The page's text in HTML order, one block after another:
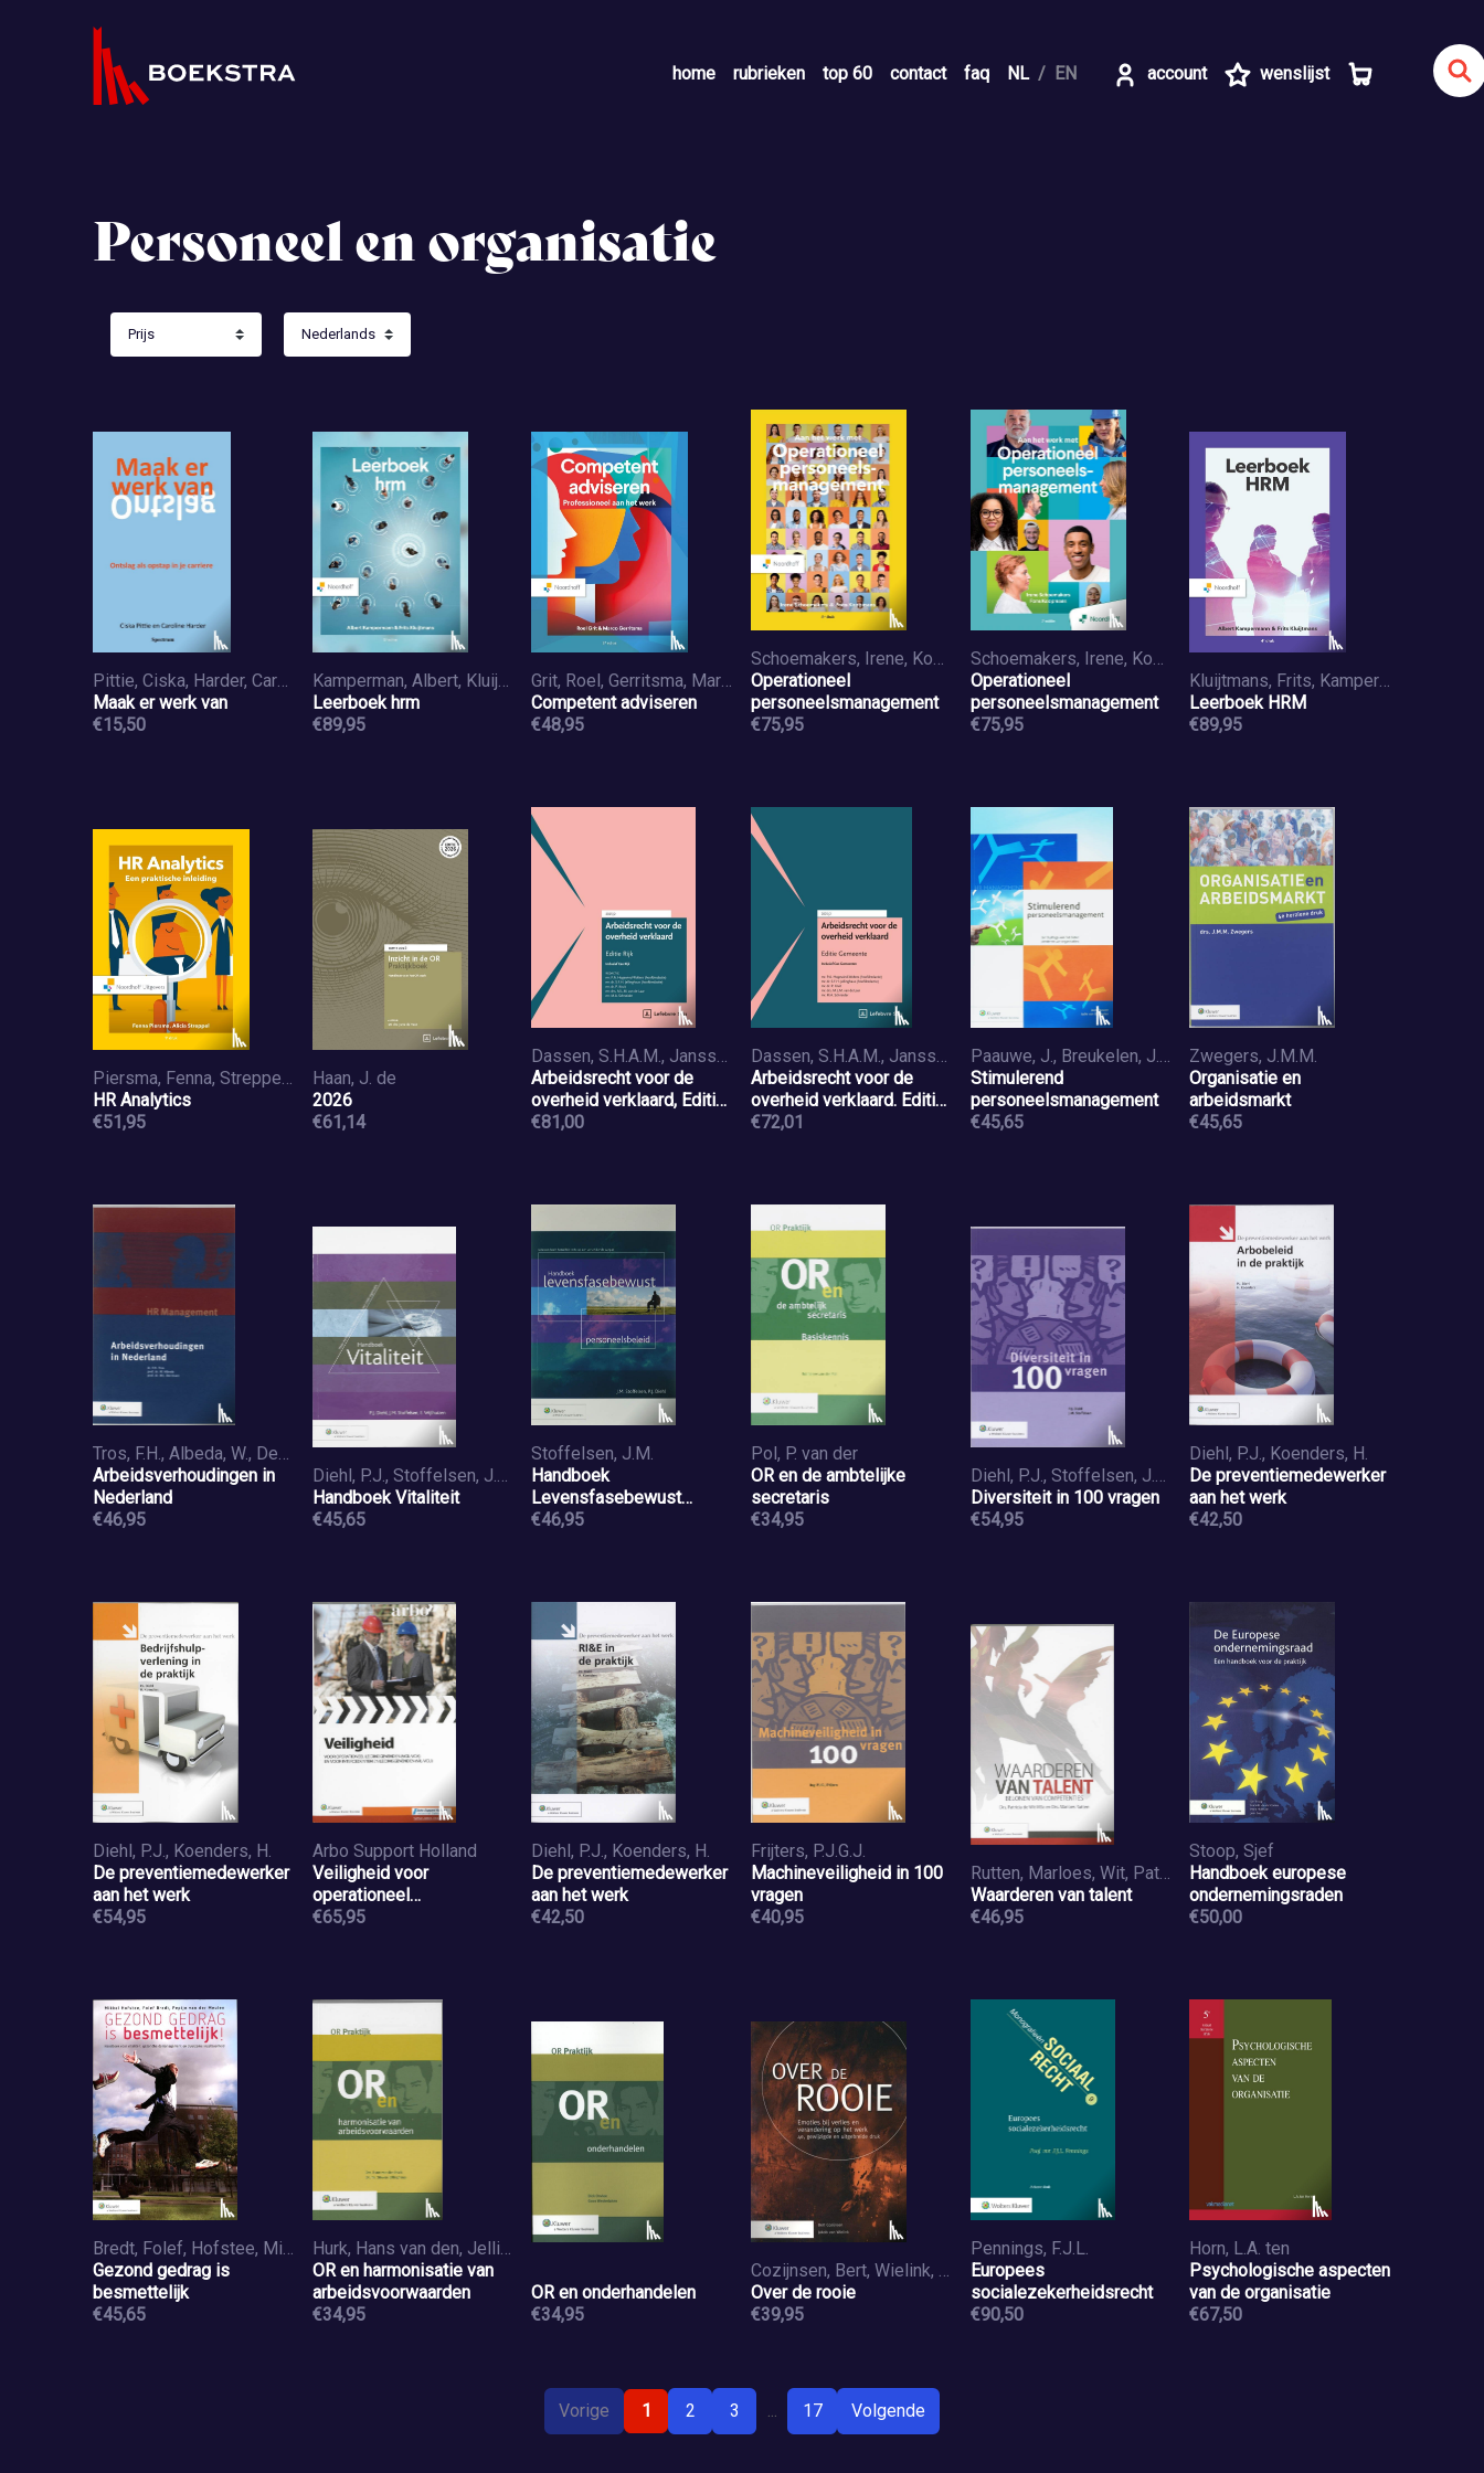
home rubrieken top 60 contact faq NL EN account wenslijst
Personeel en organisatie
Pittie, Ciska, Harder, Caroline
Maak er werk van
€15,50
Kamperman, Albert, Kluijtmans, Frits
Leerboek hrm
€89,95
Grit, Roel, Gerritsma, Marco
Competent adviseren
€48,95
Schoemakers, Irene, Koopmans, Fons
Operationeel
personeelsmanagement
€75,95
Schoemakers, Irene, Koopmans, Fons
Operationeel
personeelsmanagement
€75,95
Kluijtmans, Frits, Kampermans, Albert
Leerboek HRM
€89,95
Piersma, Fenna, Streppel, Alicia
HR Analytics
€51,95
Haan, J. de
2026
€61,14
Dassen, S.H.A.M., Janssen, L.H., Loon, L.S. van, Staubach, F.E.W.
Arbeidsrecht voor de
overheid verklaard, Editie
Rijk 2025/2
€81,00
Dassen, S.H.A.M., Janssen, L.H., Loon, L.S. van, Staubach, F.E.W.
Arbeidsrecht voor de
overheid verklaard. Editie
Gemeente
€72,01
Paauwe, J., Breukelen, J. van
Stimulerend
personeelsmanagement
€45,65
Zwegers, J.M.M.
Organisatie en
arbeidsmarkt
€45,65
Tros, F.H., Albeda, W., Dercksen, W.J.
Arbeidsverhoudingen in
Nederland
€46,95
Diehl, P.J., Stoffelsen, J.M., Wijlhuizen, E.
Handboek Vitaliteit
€45,65
Stoffelsen, J.M.
Handboek
Levensfasebewust
personeelsbeleid
€46,95
Pol, P. van der
OR en de ambtelijke
secretaris
€34,95
Diehl, P.J., Stoffelsen, J.M.
Diversiteit in 100 vragen
€54,95
Diehl, P.J., Koenders, H.
De preventiemedewerker
aan het werk
€42,50
Diehl, P.J., Koenders, H.
De preventiemedewerker
aan het werk
€54,95
Arbo Support Holland
Veiligheid voor
operationeel
leidinggevenden (VOL-
VCU)
€65,95
Diehl, P.J., Koenders, H.
De preventiemedewerker
aan het werk
€42,50
Frijters, P.J.G.J.
Machineveiligheid in 100
vragen
€40,95
Rutten, Marloes, Wit, Patricia de
Waarderen van talent
€46,95
Stoop, Sjef
Handboek europese
ondernemingsraden
€50,00
Bredt, Folef, Hofstee, Mikkel, Meulen, Pepijn van der
Gezond gedrag is
besmettelijk
€45,65
Hurk, Hans van den, Jellinghaus, Steven
OR en harmonisatie van
arbeidsvoorwaarden
€34,95
OR en onderhandelen
€34,95
Cozijnsen, Bert, Wielink, Jakob van
Over de rooie
€39,95
Pennings, F.J.L.
Europees
socialezekerheidsrecht
€90,50
Horn, L.A. ten
Psychologische aspecten
van de organisatie
€67,50
Vorige 1 2 3 ... 17 Volgende